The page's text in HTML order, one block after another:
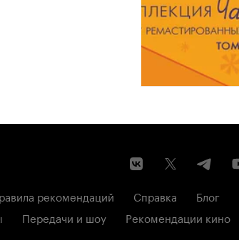
рекомендаций Справка Блог
Передачи и шоу Рекомендации кино